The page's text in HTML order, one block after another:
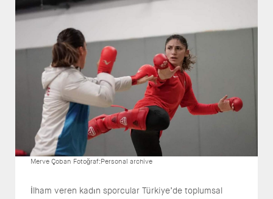
Merve Çoban Fotoğraf:Personal archive
İlham veren kadın sporcular Türkiye’de toplumsal